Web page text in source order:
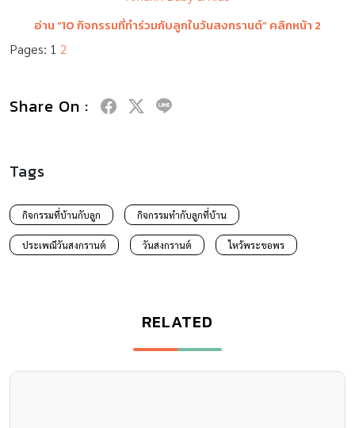
อ่าน “10กิจกรรมที่ทำร่วมกับลูกในวันสงกรานต์” คลิกหน้า 2
Pages: 1 2
Share On :
Tags
กิจกรรมที่บ้านกับลูก กิจกรรมทํากับลูกที่บ้าน
ประเพณีวันสงกรานต์ วันสงกรานต์ ไหว้พระขอพร
RELATED